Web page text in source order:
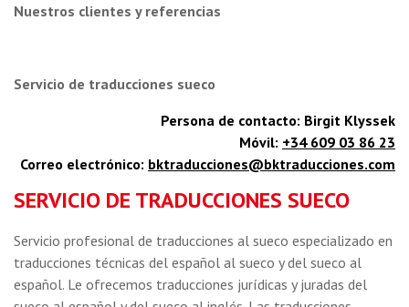
Nuestros clientes y referencias
Servicio de traducciones sueco
Persona de contacto: Birgit Klyssek
Móvil: +34 609 03 86 23
Correo electrónico: bktraducciones@bktraducciones.com
SERVICIO DE TRADUCCIONES SUECO
Servicio profesional de traducciones al sueco especializado en
traducciones técnicas del español al sueco y del sueco al
español. Le ofrecemos traducciones jurídicas y juradas del